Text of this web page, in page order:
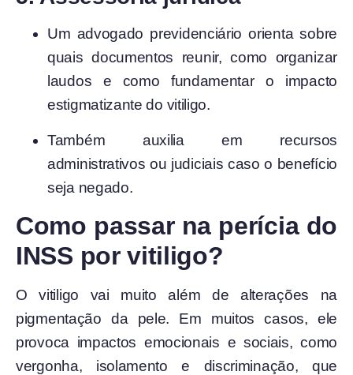
Um advogado previdenciário orienta sobre
quais documentos reunir, como organizar
laudos e como fundamentar o impacto
estigmatizante do vitiligo.
Também auxilia em recursos
administrativos ou judiciais caso o benefício
seja negado.
Como passar na perícia do
INSS por vitiligo?
O vitiligo vai muito além de alterações na
pigmentação da pele. Em muitos casos, ele
provoca impactos emocionais e sociais, como
vergonha, isolamento e discriminação, que